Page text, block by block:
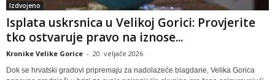
Izdvojeno
Isplata uskrsnica u Velikoj Gorici: Provjerite
tko ostvaruje pravo na iznose...
Kronike Velike Gorice - 20. veljače 2026
Dok se hrvatski gradovi pripremaju za nadolazeće blagdane, Velika Gorica